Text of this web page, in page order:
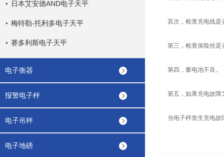
日本艾安德AND电子天平
梅特勒-托利多电子天平
赛多利斯电子天平
电子衡器
报警电子秤
电子吊秤
电子地磅
其次，检查充电线是
第三，检查保险丝是
第四，蓄电池不良。
第五，如果充电故障
当电子秤发生充电